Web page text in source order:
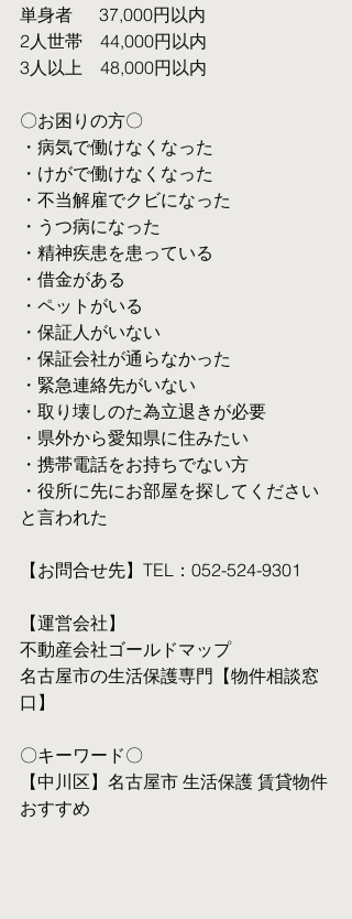
単身者  　37,000円以内
2人世帯　44,000円以内
3人以上　48,000円以内
〇お困りの方〇
・病気で働けなくなった
・けがで働けなくなった
・不当解雇でクビになった
・うつ病になった
・精神疾患を患っている
・借金がある
・ペットがいる
・保証人がいない
・保証会社が通らなかった
・緊急連絡先がいない
・取り壊しのた為立退きが必要
・県外から愛知県に住みたい
・携帯電話をお持ちでない方
・役所に先にお部屋を探してください
と言われた
【お問合せ先】TEL：052-524-9301
【運営会社】
不動産会社ゴールドマップ
名古屋市の生活保護専門【物件相談窓
口】
〇キーワード〇
【中川区】名古屋市 生活保護 賃貸物件
おすすめ